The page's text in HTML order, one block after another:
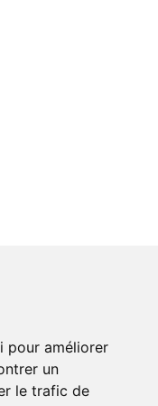
pour améliorer
un
le trafic de